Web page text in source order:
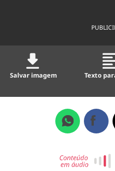
Salvar imagem Texto